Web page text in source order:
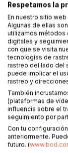
¿Alguna vez te
estar? Si las
nacido
permitirá morir
un puñetero
Si el título de
tengas la
con toda
Vivir 20 meses
permitió
todas vivimos,
volví a
Respetamos la
En nuestro sitio
Algunas de ellas
utilizamos métodos
digitales y
con que se visita
tecnologías de
rastreo del lado del
puede implicar el
rastreo y
También
(plataformas de
influencia sobre el
seguimiento por
Con tu
anteriormente.
futuro. (